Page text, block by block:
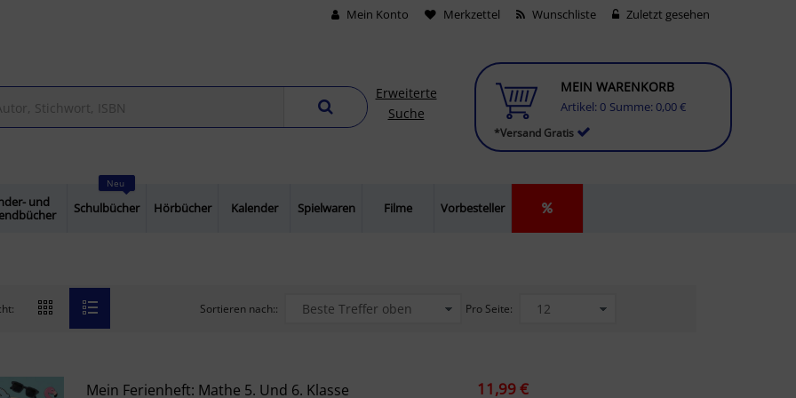
Mein Konto Merkzettel Wunschliste Zuletzt gesehen
Erweiterte
Suche
*Versand Gratis
MEIN WARENKORB
Artikel: 0 Summe: 0,00 €
und
Neu
Schulbücher Hörbücher Kalender Spielwaren Filme Vorbesteller
Sortieren nach:: Pro Seite:
Mein Ferienheft: Mathe 5. Und 6. Klasse 11,99 €